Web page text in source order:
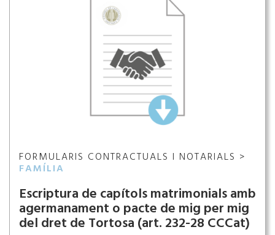
FORMULARIS CONTRACTUALS I NOTARIALS >
FAMÍLIA
Escriptura de capítols matrimonials amb
agermanament o pacte de mig per mig
del dret de Tortosa (art. 232-28 CCCat)